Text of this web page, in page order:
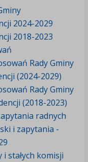
2024-2029
2018-2023
Rady Gminy
(2024-2029)
Rady Gminy
(2018-2023)
radnych
i zapytania -
i stałych komisji